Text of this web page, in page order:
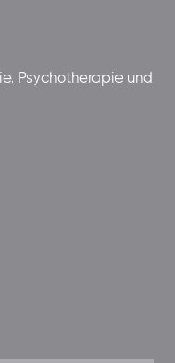
Psychotherapie und